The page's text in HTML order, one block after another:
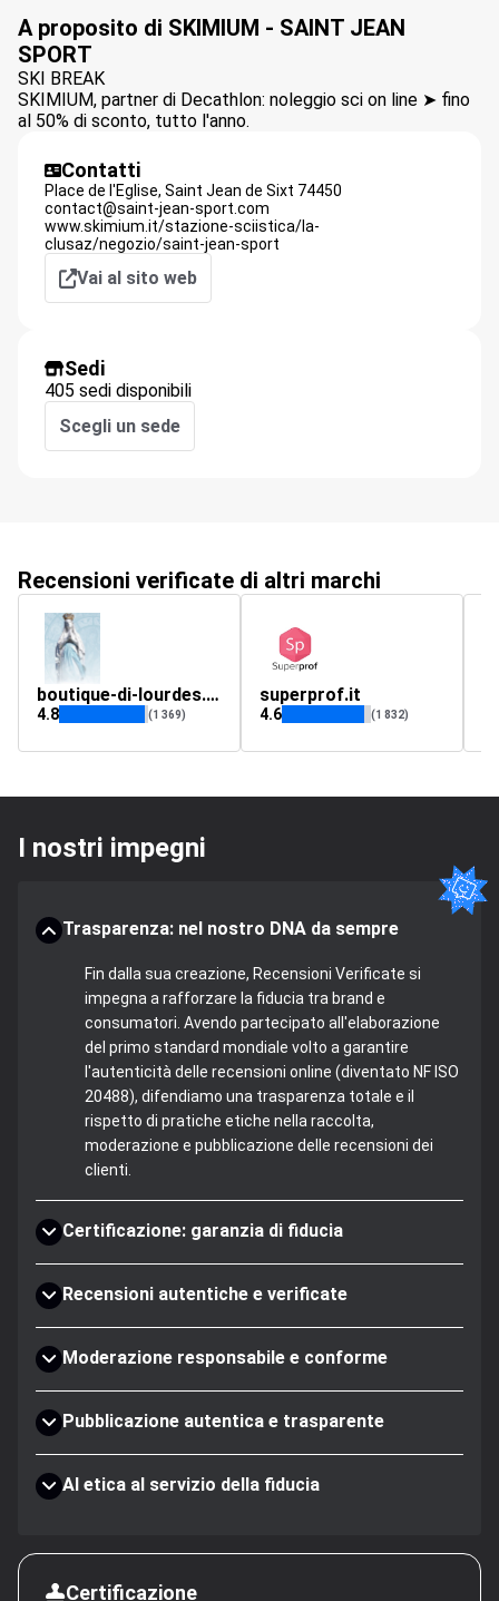
A proposito di SKIMIUM - SAINT JEAN
SPORT
SKI BREAK
SKIMIUM, partner di Decathlon: noleggio sci on line ➤ fino
al 50% di sconto, tutto l'anno.
Contatti
Place de l'Eglise, Saint Jean de Sixt 74450
contact@saint-jean-sport.com
www.skimium.it/stazione-sciistica/la-
clusaz/negozio/saint-jean-sport
Vai al sito web
Sedi
405 sedi disponibili
Scegli un sede
Recensioni verificate di altri marchi
boutique-di-lourdes.com
4.8 (1 369)
superprof.it
4.6 (1 832)
I nostri impegni
Trasparenza: nel nostro DNA da sempre
Fin dalla sua creazione, Recensioni Verificate si
impegna a rafforzare la fiducia tra brand e
consumatori. Avendo partecipato all'elaborazione
del primo standard mondiale volto a garantire
l'autenticità delle recensioni online (diventato NF ISO
20488), difendiamo una trasparenza totale e il
rispetto di pratiche etiche nella raccolta,
moderazione e pubblicazione delle recensioni dei
clienti.
Certificazione: garanzia di fiducia
Recensioni autentiche e verificate
Moderazione responsabile e conforme
Pubblicazione autentica e trasparente
AI etica al servizio della fiducia
Certificazione